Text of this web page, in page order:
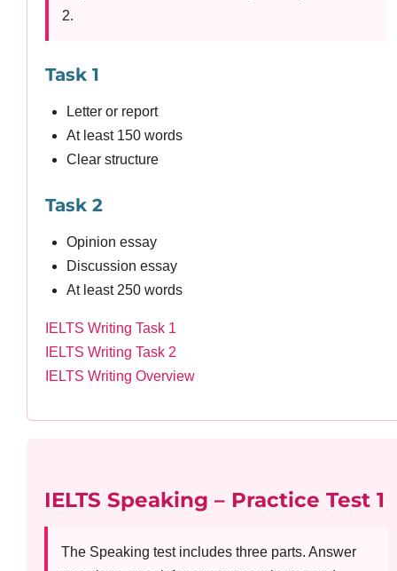
2.
Task 1
Letter or report
At least 150 words
Clear structure
Task 2
Opinion essay
Discussion essay
At least 250 words
IELTS Writing Task 1
IELTS Writing Task 2
IELTS Writing Overview
IELTS Speaking – Practice Test 1
The Speaking test includes three parts. Answer